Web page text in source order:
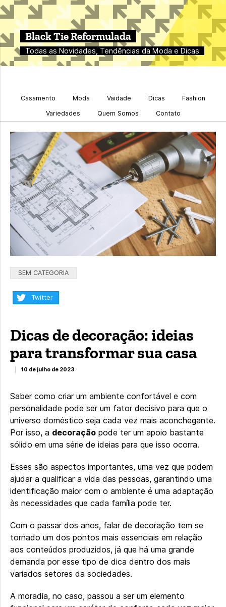
Black Tie Reformulada
Todas as Novidades, Tendências da Moda e Dicas
Casamento Moda Vaidade Dicas Fashion
Variedades Quem Somos Contato
Categorias:
SEM CATEGORIA
Compartilhar:
Twitter
Dicas de decoração: ideias
para transformar sua casa
10 de julho de 2023
Saber como criar um ambiente confortável e com
personalidade pode ser um fator decisivo para que o
universo doméstico seja cada vez mais aconchegante.
Por isso, a decoração pode ter um apoio bastante
sólido em uma série de ideias para que isso ocorra.
Esses são aspectos importantes, uma vez que podem
ajudar a qualificar a vida das pessoas, garantindo uma
identificação maior com o ambiente é uma adaptação
às necessidades que cada família pode ter.
Com o passar dos anos, falar de decoração tem se
tornado um dos pontos mais essenciais em relação
aos conteúdos produzidos, já que há uma grande
demanda por esse tipo de dica dentro dos mais
variados setores da sociedades.
A moradia, no caso, passou a ser um elemento